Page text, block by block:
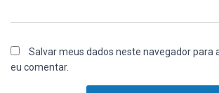
Salvar meus dados neste navegador para
eu comentar.